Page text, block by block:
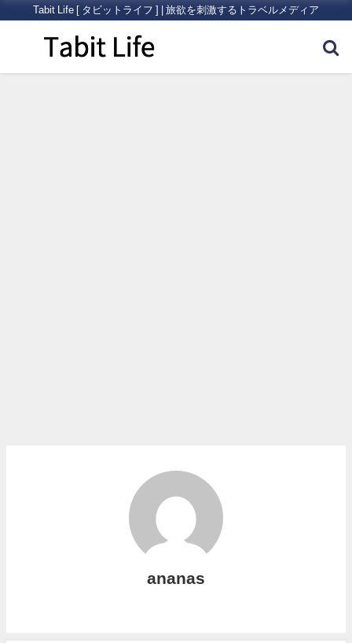
Tabit Life [ タビットライフ ] | 旅欲を刺激するトラベルメディア
ananas